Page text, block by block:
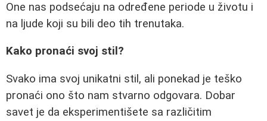
One nas podsećaju na određene periode u životu i
na ljude koji su bili deo tih trenutaka.
Kako pronaći svoj stil?
Svako ima svoj unikatni stil, ali ponekad je teško
pronaći ono što nam stvarno odgovara. Dobar
savet je da eksperimentišete sa različitim